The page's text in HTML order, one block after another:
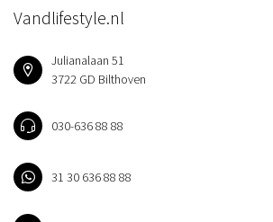
Vandlifestyle.nl
Julianalaan 51
3722 GD Bilthoven
030-636 88 88
31 30 636 88 88